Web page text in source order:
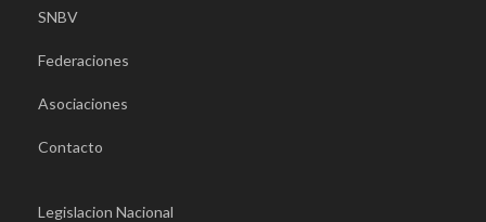
SNBV
Federaciones
Asociaciones
Contacto
Legislacion Nacional